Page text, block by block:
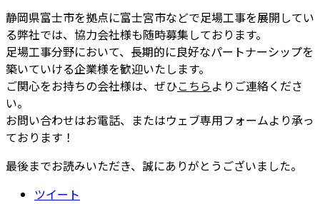
静岡県富士市を拠点に富士宮市などで足場工事を展開してい
る弊社では、協力会社様も随時募集しております。
足場工事分野において、長期的に良好なパートナーシップを
築いていける企業様を歓迎いたします。
ご関心をお持ちの会社様は、ぜひこちらよりご連絡くださ
い。
お問い合わせはお電話、またはウェブ専用フォームより承っ
ております！
最後までお読みいただき、誠にありがとうございました。
ツイート